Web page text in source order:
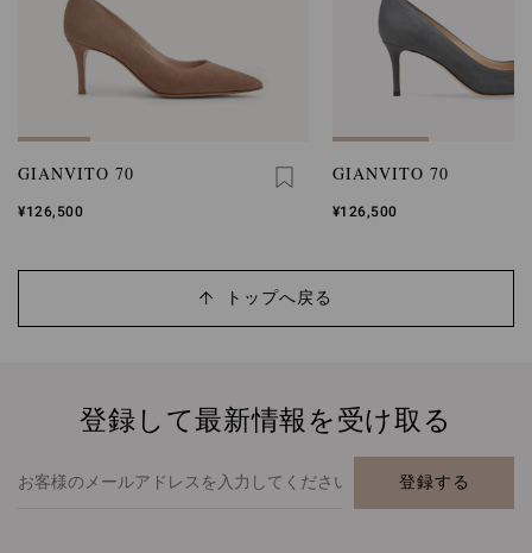
GIANVITO 70
¥126,500
GIANVITO 70
¥126,500
トップへ戻る
登録して最新情報を受け取る
登録する